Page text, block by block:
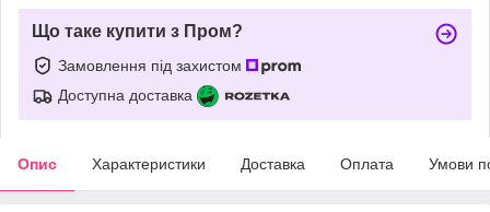
Що таке купити з Пром?
Замовлення під захистом
Доступна доставка
Опис Характеристики Доставка Оплата Умови